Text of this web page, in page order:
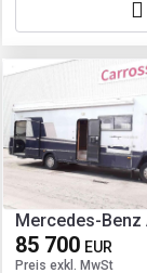
Mercedes-
85 700 EUR
Preis exkl. MwSt